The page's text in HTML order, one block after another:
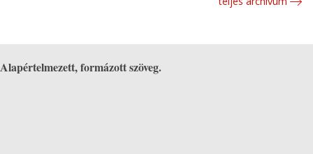
Alapértelmezett, formázott szöveg.